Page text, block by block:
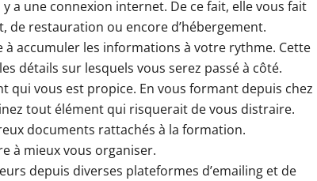
a une connexion internet. De ce fait, elle vous fait
de restauration ou encore d’hébergement.
accumuler les informations à votre rythme. Cette
détails sur lesquels vous serez passé à côté.
qui vous est propice. En vous formant depuis chez
tout élément qui risquerait de vous distraire.
documents rattachés à la formation.
à mieux vous organiser.
depuis diverses plateformes d’emailing et de